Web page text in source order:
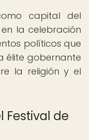
capital del
la celebración
políticos que
élite gobernante
la religión y el
Festival de